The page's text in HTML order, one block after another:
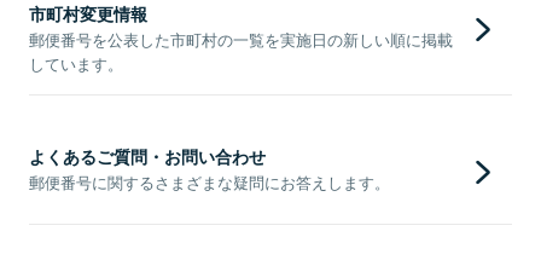
市町村変更情報
郵便番号を公表した市町村の一覧を実施日の新しい順に掲載
しています。
よくあるご質問・お問い合わせ
郵便番号に関するさまざまな疑問にお答えします。